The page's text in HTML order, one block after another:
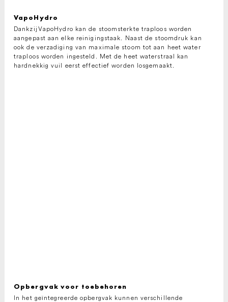
VapoHydro
Dankzij VapoHydro kan de stoomsterkte traploos worden
aangepast aan elke reinigingstaak. Naast de stoomdruk kan
ook de verzadiging van maximale stoom tot aan heet water
traploos worden ingesteld. Met de heet waterstraal kan
hardnekkig vuil eerst effectief worden losgemaakt.
Opbergvak voor toebehoren
In het geïntegreerde opbergvak kunnen verschillende